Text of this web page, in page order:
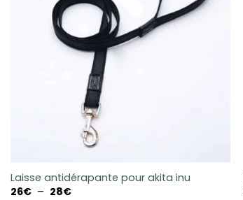
Laisse antidérapante pour akita inu
26€ – 28€Plage